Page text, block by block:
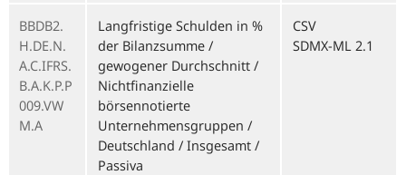
BBDB2.
H.DE.N.
A.C.IFRS.
B.A.K.P.P
009.VW
M.A
Langfristige Schulden in %
der Bilanzsumme /
gewogener Durchschnitt /
Nichtfinanzielle
börsennotierte
Unternehmensgruppen /
Deutschland / Insgesamt /
Passiva
CSV
SDMX-ML 2.1